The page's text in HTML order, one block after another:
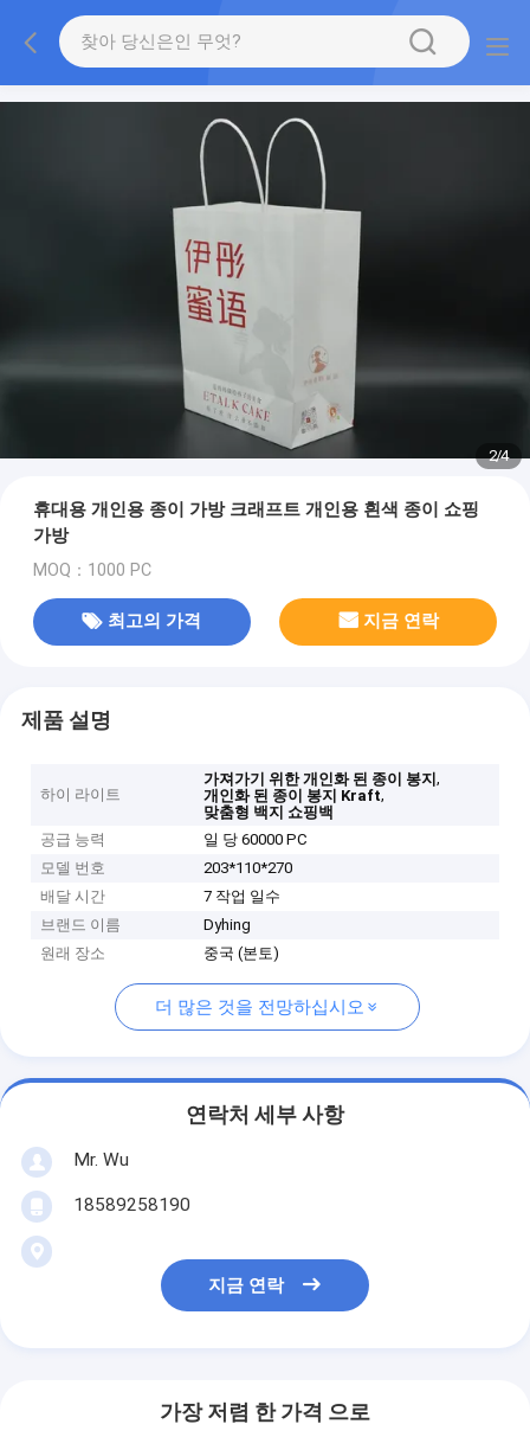
2/4
휴대용 개인용 종이 가방 크래프트 개인용 흰색 종이 쇼핑
가방
MOQ：1000 PC
최고의 가격 지금 연락
제품 설명
하이 라이트
가져가기 위한 개인화 된 종이 봉지,
개인화 된 종이 봉지 Kraft,
맞춤형 백지 쇼핑백
공급 능력
일 당 60000 PC
모델 번호
203*110*270
배달 시간
7 작업 일수
브랜드 이름
Dyhing
원래 장소
중국 (본토)
더 많은 것을 전망하십시오
연락처 세부 사항
Mr. Wu
18589258190
지금 연락
가장 저렴 한 가격 으로